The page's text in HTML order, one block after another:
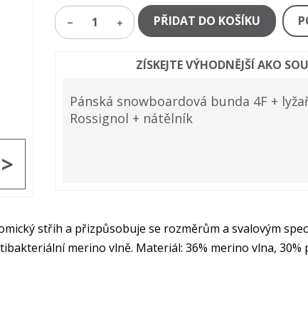
>
1 PŘIDAT DO KOŠÍKU
ZÍSKEJTE VÝHODNĚJŠÍ AKO
Pánská snowboardová bunda 4F +
Rossignol + nátělník
střih a přizpůsobuje se rozměrům a svalovým
merino vlně. Materiál: 36% merino vlna, 30%